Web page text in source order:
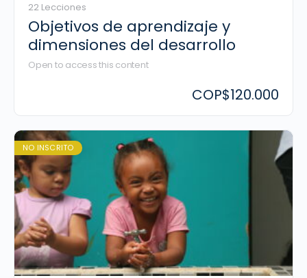
22 Lecciones
Objetivos de aprendizaje y
dimensiones del desarrollo
Open to access this content
COP$120.000
NO INSCRITO